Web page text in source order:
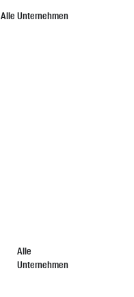
Alle Unternehmen
Alle
Unternehmen